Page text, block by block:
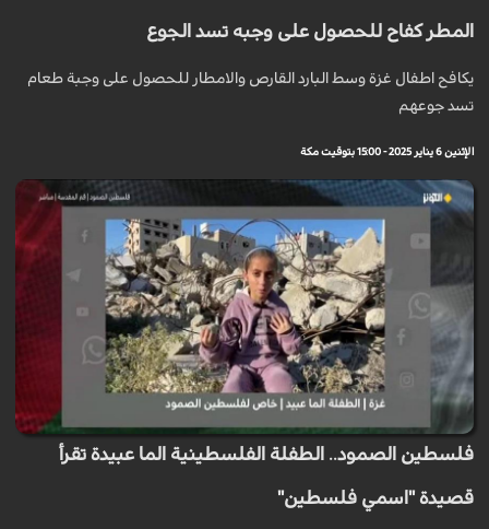
المطر كفاح للحصول على وجبه تسد الجوع
يكافح اطفال غزة وسط البارد القارص والامطار للحصول على وجبة طعام
تسد جوعهم
الإثنين 6 يناير 2025 - 15:00 بتوقيت مكة
فلسطين الصمود.. الطفلة الفلسطينية الما عبيدة تقرأ
قصيدة "اسمي فلسطين"